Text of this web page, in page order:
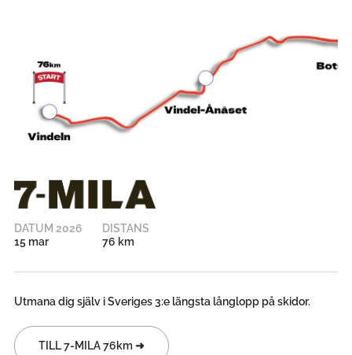
DATUM 2026
15 mar
DISTANS
76 km
Utmana dig själv i Sveriges 3:e längsta långlopp på skidor.
TILL 7-MILA 76km ➜